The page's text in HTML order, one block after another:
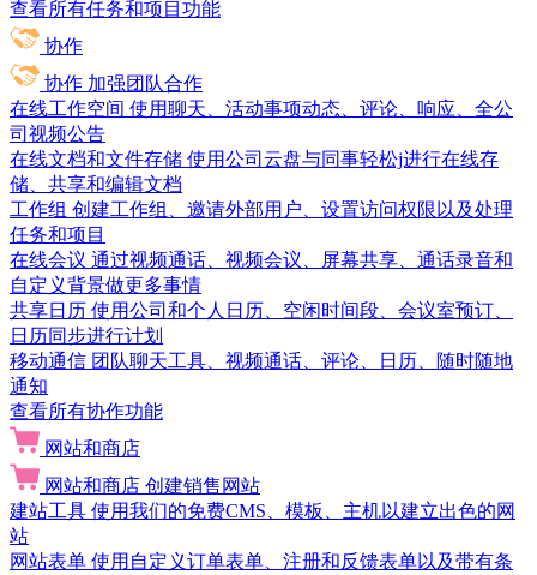
查看所有任务和项目功能
协作
协作 加强团队合作
在线工作空间 使用聊天、活动事项动态、评论、响应、全公
司视频公告
在线文档和文件存储 使用公司云盘与同事轻松j进行在线存
储、共享和编辑文档
工作组 创建工作组、邀请外部用户、设置访问权限以及处理
任务和项目
在线会议 通过视频通话、视频会议、屏幕共享、通话录音和
自定义背景做更多事情
共享日历 使用公司和个人日历、空闲时间段、会议室预订、
日历同步进行计划
移动通信 团队聊天工具、视频通话、评论、日历、随时随地
通知
查看所有协作功能
网站和商店
网站和商店 创建销售网站
建站工具 使用我们的免费CMS、模板、主机以建立出色的网
站
网站表单 使用自定义订单表单、注册和反馈表单以及带有条